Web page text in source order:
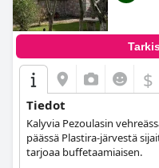
$
Tiedot
Kalyvia Pezoulasin
päässä Plastira-järvestä
tarjoaa buffetaamiaisen.